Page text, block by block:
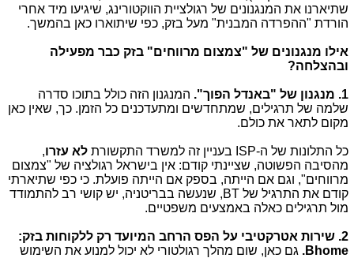
שתיארנו את המנגנונים של רגולציית הווקטורינג, שיגיעו מיד אחרי
הורדת "ההפרדה המבנית" מעל בזק, כפי שיתוארו כאן בהמשך.
אילו מנגנונים של "צמצום מרווחים" בזק כבר מפעילה
ובהצלחה?
1. מנגנון של "באנדל הפוך".
המנגנון הזה כולל בתוכו סדרה
שלמה של תרגילים, שמתחדשים ומתעדכנים כל הזמן. כך, שאין כאן
מקום לתאר את כולם.
כל התלונות של ה-ISP בעניין זה למשרד התקשורת לא עזרו,
מהסיבה הפשוטה, שציינתי קודם: אין בישראל רגולציה של "צמצום
מרווחים", וגם אם הייתה, בספק אם הייתה פועלת. כי כפי שתיארתי
קודם את התרגיל של BT, שנעשה בבריטניה, יש קושי רב להתמודד
מול תרגילים כאלה באמצעים משפטיים.
2. שירות אטרקטיבי על הפס הרחב המיועד רק ללקוחות בזק:
Bhome.
גם כאן, שום מהלך רגולטורי לא יכול למנוע את השימוש